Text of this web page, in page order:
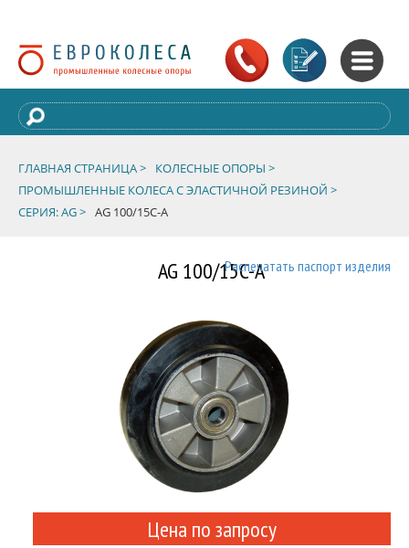
ГЛАВНАЯ СТРАНИЦА >
КОЛЕСНЫЕ ОПОРЫ >
ПРОМЫШЛЕННЫЕ КОЛЕСА С ЭЛАСТИЧНОЙ РЕЗИНОЙ >
СЕРИЯ: AG > AG 100/15C-A
AG 100/15C-AРаспечатать паспорт изделия
Цена по запросу